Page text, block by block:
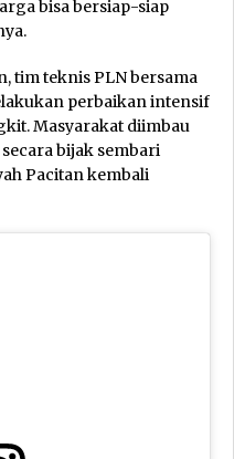
bisa bersiap-siap
tim teknis PLN bersama
perbaikan intensif
Masyarakat diimbau
bijak sembari
Pacitan kembali